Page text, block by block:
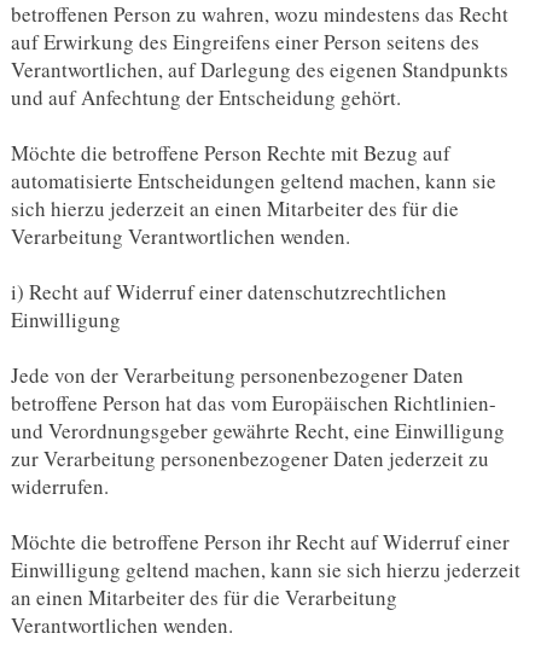
betroffenen Person zu wahren, wozu mindestens das Recht
auf Erwirkung des Eingreifens einer Person seitens des
Verantwortlichen, auf Darlegung des eigenen Standpunkts
und auf Anfechtung der Entscheidung gehört.
Möchte die betroffene Person Rechte mit Bezug auf
automatisierte Entscheidungen geltend machen, kann sie
sich hierzu jederzeit an einen Mitarbeiter des für die
Verarbeitung Verantwortlichen wenden.
i) Recht auf Widerruf einer datenschutzrechtlichen
Einwilligung
Jede von der Verarbeitung personenbezogener Daten
betroffene Person hat das vom Europäischen Richtlinien-
und Verordnungsgeber gewährte Recht, eine Einwilligung
zur Verarbeitung personenbezogener Daten jederzeit zu
widerrufen.
Möchte die betroffene Person ihr Recht auf Widerruf einer
Einwilligung geltend machen, kann sie sich hierzu jederzeit
an einen Mitarbeiter des für die Verarbeitung
Verantwortlichen wenden.